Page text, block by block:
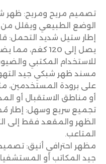
تصميم مريح ومريح:
الوضع الطبيعي ويقلل من
إطار ستيل شديد التحمل:
يصل إلى 120
للاستخدام المكتبي
مسند ظهر شبكي جيد
على برودة المستخدمين،
أو مناطق الاستقبال أو
تجميع سريع وسهل: إطار
الظهر والمقعد فقط إلى
المتاعب.
مظهر احترافي أنيق:
جيد المكاتب أو